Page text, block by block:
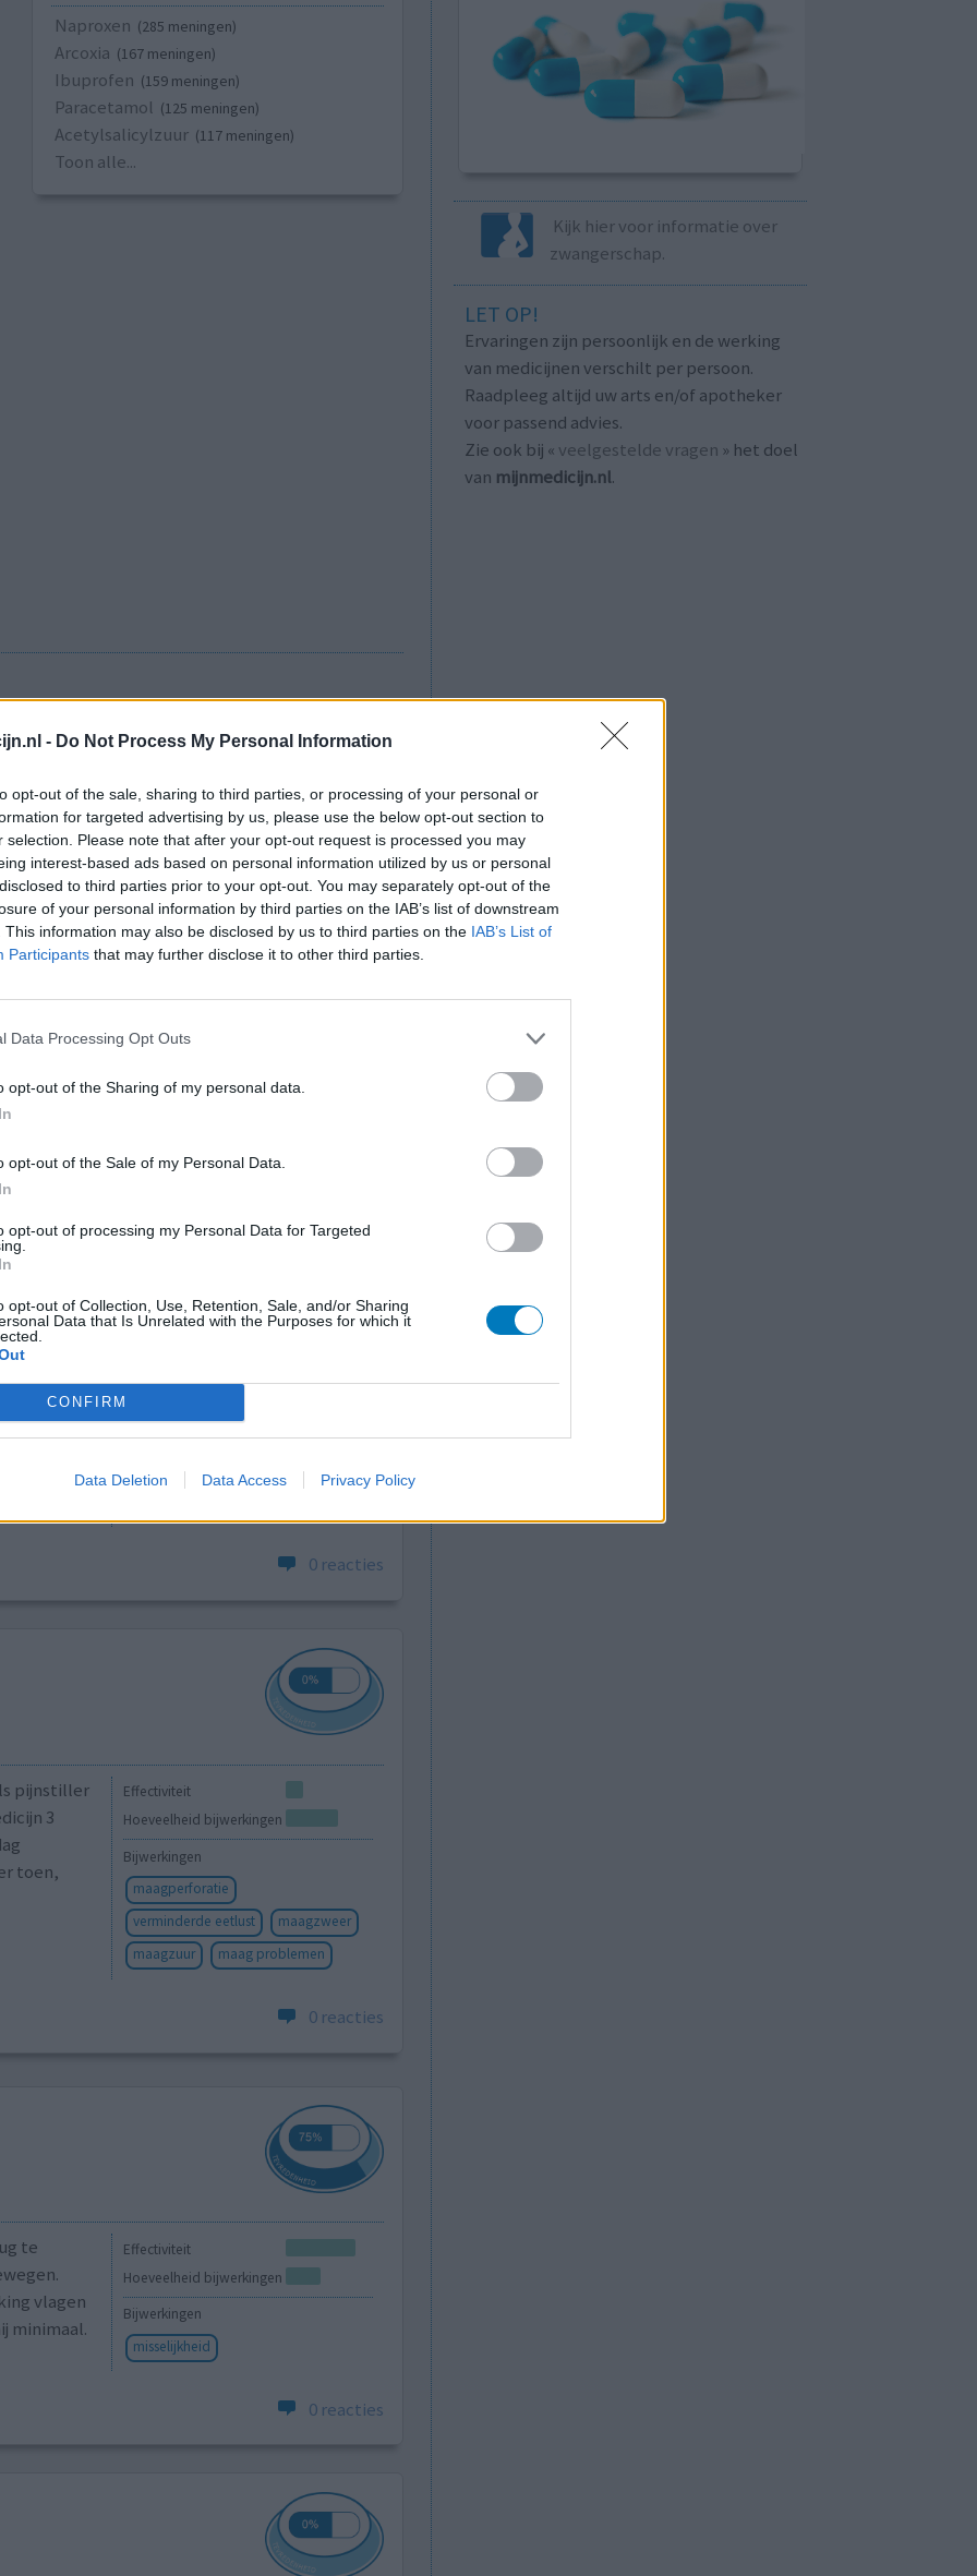
- Do Not Process My Personal Information
opt-out of the sale, sharing to third parties, or processing of your personal or
for targeted advertising by us, please use the below opt-out section to
selection. Please note that after your opt-out request is processed you may
interest-based ads based on personal information utilized by us or personal
to third parties prior to your opt-out. You may separately opt-out of the
of your personal information by third parties on the IAB’s list of downstream
This information may also be disclosed by us to third parties on the IAB’s List of
Participants that may further disclose it to other third parties.
Data Processing Opt Outs
opt-out of the Sharing of my personal data.
opt-out of the Sale of my Personal Data.
opt-out of processing my Personal Data for Targeted
opt-out of Collection, Use, Retention, Sale, and/or Sharing
Data that Is Unrelated with the Purposes for which it
CONFIRM
Data Deletion Data Access Privacy Policy
Naproxen (285 meningen)
Arcoxia (167 meningen)
Ibuprofen (159 meningen)
Paracetamol (125 meningen)
Acetylsalicylzuur (117 meningen)
Toon alle...
staat
de beroepsvereniging van
van negentien merken paracetamol. Geen
stof PCA. De uitkomst van het
een onderzoek dat NRC en tv-programma
lieten in een Belgisch laboratorium elf
deze bleken niet vervuild.
onze eerdere uitspraken over het veilig
paracetamol gewoon blijven innemen.”
leeftijd algehele tevredenheid
Effectiviteit
0 reacties
Effectiviteit
Hoeveelheid bijwerkingen
Bijwerkingen
maagperforatie
verminderde eetlust
maagzweer
maagzuur
maag problemen
pijnstiller
3
toen,
0 reacties
Effectiviteit
Hoeveelheid bijwerkingen
Bijwerkingen
misselijkheid
te
vlagen
minimaal.
0 reacties
Kijk hier voor informatie over
zwangerschap.
LET OP!
Ervaringen zijn persoonlijk en de werking
van medicijnen verschilt per persoon.
Raadpleeg altijd uw arts en/of apotheker
voor passend advies.
Zie ook bij « veelgestelde vragen » het doel
van mijnmedicijn.nl.